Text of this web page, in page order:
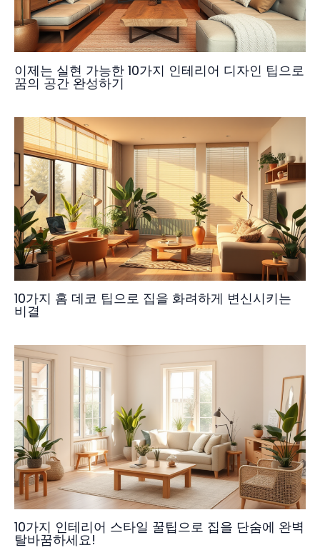
이제는 실현 가능한 10가지 인테리어 디자인 팁으로
꿈의 공간 완성하기
10가지 홈 데코 팁으로 집을 화려하게 변신시키는
비결
10가지 인테리어 스타일 꿀팁으로 집을 단숨에 완벽
탈바꿈하세요!